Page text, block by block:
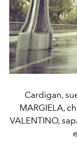
Cardigan,
MARGIELA,
VALENTINO,